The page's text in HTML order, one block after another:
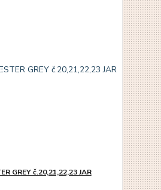
GREY č.20,21,22,23 JAR